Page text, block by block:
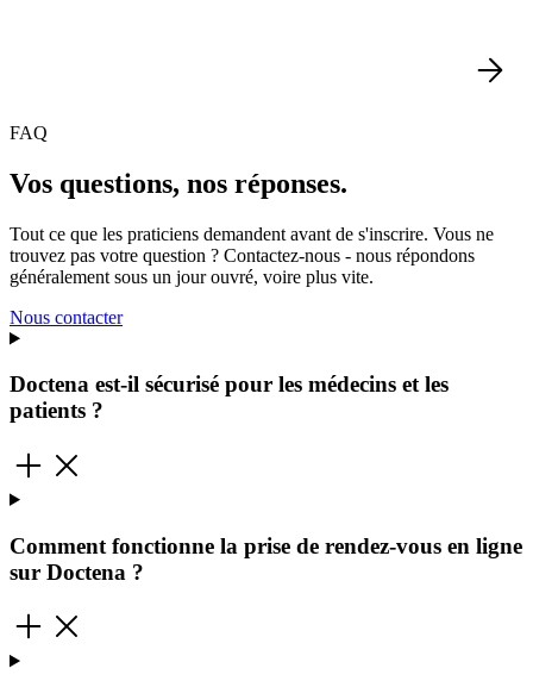
FAQ
Vos questions, nos réponses.
Tout ce que les praticiens demandent avant de s'inscrire. Vous ne
trouvez pas votre question ? Contactez-nous - nous répondons
généralement sous un jour ouvré, voire plus vite.
Nous contacter
Doctena est-il sécurisé pour les médecins et les
patients ?
Comment fonctionne la prise de rendez-vous en ligne
sur Doctena ?